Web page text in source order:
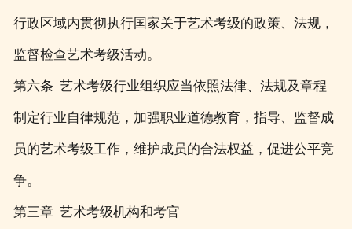
行政区域内贯彻执行国家关于艺术考级的政策、法规，
监督检查艺术考级活动。
第六条 艺术考级行业组织应当依照法律、法规及章程
制定行业自律规范，加强职业道德教育，指导、监督成
员的艺术考级工作，维护成员的合法权益，促进公平竞
争。
第三章 艺术考级机构和考官